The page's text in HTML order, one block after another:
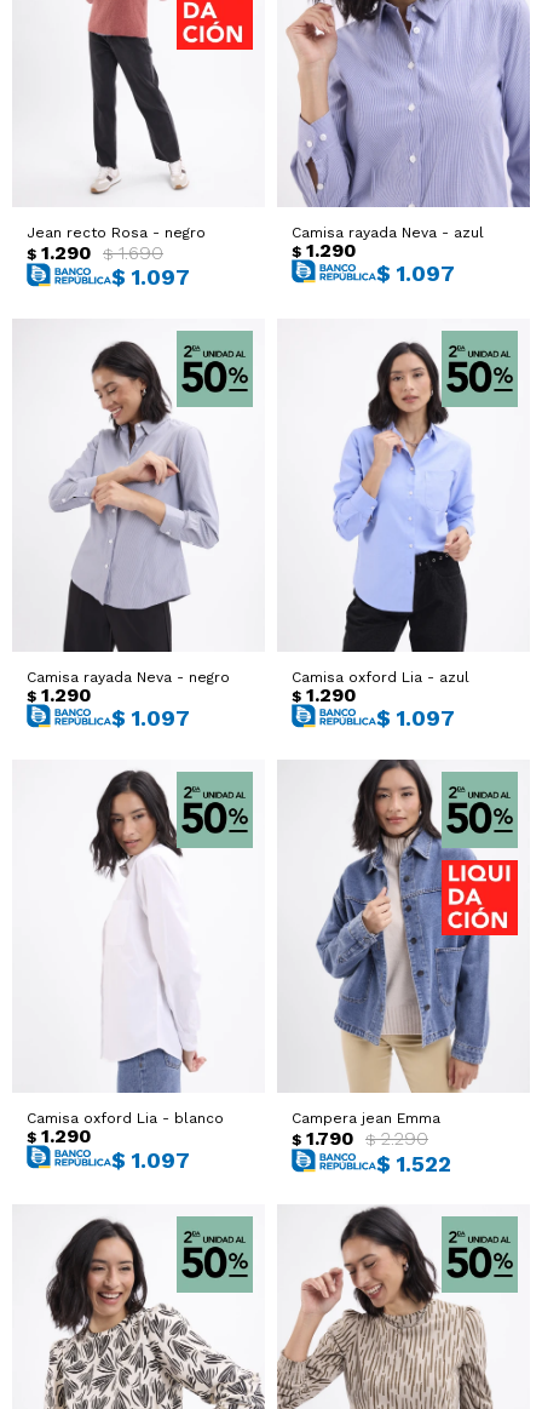
Jean recto Rosa - negro
$ 1.290 $ 1.690
$ 1.097
Camisa rayada Neva - azul
$ 1.290
$ 1.097
Camisa rayada Neva - negro
$ 1.290
$ 1.097
Camisa oxford Lia - azul
$ 1.290
$ 1.097
Camisa oxford Lia - blanco
$ 1.290
$ 1.097
Campera jean Emma
$ 1.790 $ 2.290
$ 1.522